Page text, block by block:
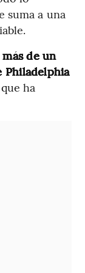
suma a una
de un
Philadelphia
que ha